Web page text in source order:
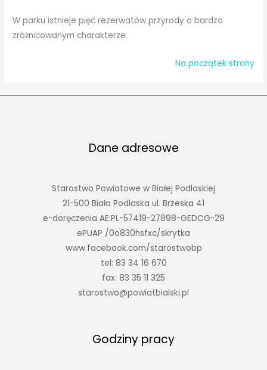
W parku istnieje pięć rezerwatów przyrody o bardzo
zróżnicowanym charakterze.
Na początek strony
Dane adresowe
Starostwo Powiatowe w Białej Podlaskiej
21-500 Biała Podlaska ul. Brzeska 41
e-doręczenia AE:PL-57419-27898-GEDCG-29
ePUAP /0o830hsfxc/skrytka
www.facebook.com/starostwobp
tel: 83 34 16 670
fax: 83 35 11 325
starostwo@powiatbialski.pl
Godziny pracy